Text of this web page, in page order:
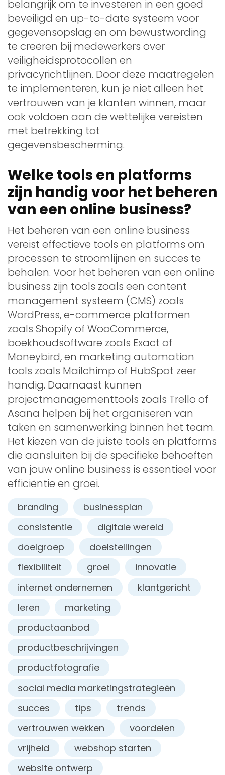
belangrijk om te investeren in een goed
beveiligd en up-to-date systeem voor
gegevensopslag en om bewustwording
te creëren bij medewerkers over
veiligheidsprotocollen en
privacyrichtlijnen. Door deze maatregelen
te implementeren, kun je niet alleen het
vertrouwen van je klanten winnen, maar
ook voldoen aan de wettelijke vereisten
met betrekking tot
gegevensbescherming.
Welke tools en platforms
zijn handig voor het beheren
van een online business?
Het beheren van een online business
vereist effectieve tools en platforms om
processen te stroomlijnen en succes te
behalen. Voor het beheren van een online
business zijn tools zoals een content
management systeem (CMS) zoals
WordPress, e-commerce platformen
zoals Shopify of WooCommerce,
boekhoudsoftware zoals Exact of
Moneybird, en marketing automation
tools zoals Mailchimp of HubSpot zeer
handig. Daarnaast kunnen
projectmanagementtools zoals Trello of
Asana helpen bij het organiseren van
taken en samenwerking binnen het team.
Het kiezen van de juiste tools en platforms
die aansluiten bij de specifieke behoeften
van jouw online business is essentieel voor
efficiëntie en groei.
branding
businessplan
consistentie
digitale wereld
doelgroep
doelstellingen
flexibiliteit
groei
innovatie
internet ondernemen
klantgericht
leren
marketing
productaanbod
productbeschrijvingen
productfotografie
social media marketingstrategieën
succes
tips
trends
vertrouwen wekken
voordelen
vrijheid
webshop starten
website ontwerp